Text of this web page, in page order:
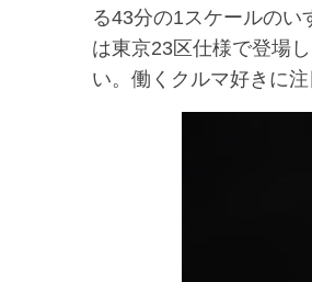
る43分の1スケールのい
は東京23区仕様で登場
い。働くクルマ好きに